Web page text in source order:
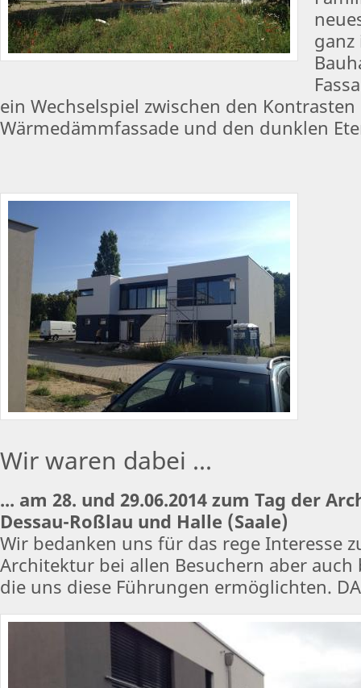
ganz
ein Wechselspiel zwischen den Kontrasten
Wärmedämmfassade und den dunklen
Wir waren dabei ...
... am 28. und 29.06.2014 zum Tag der
Dessau-Roßlau und Halle (Saale)
Wir bedanken uns für das rege Interesse
Architektur bei allen Besuchern aber auch
die uns diese Führungen ermöglichten.